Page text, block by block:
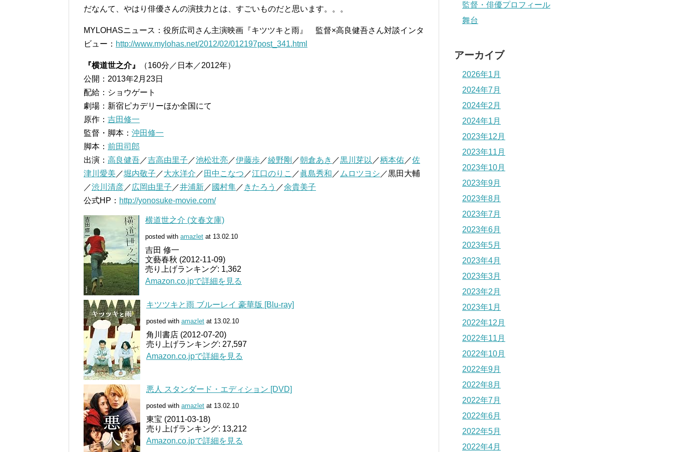
だなんて、やはり俳優さんの演技力とは、すごいものだと思います。。。
MYLOHASニュース：役所広司さん主演映画『キツツキと雨』 監督×高良健吾さん対談インタ
ビュー： http://www.mylohas.net/2012/02/012197post_341.html
『横道世之介』
（160分／日本／2012年）
公開：2013年2月23日
配給：ショウゲート
劇場：新宿ピカデリーほか全国にて
原作： 吉田修一
監督・脚本： 沖田修一
脚本： 前田司郎
出演： 高良健吾／吉高由里子 ／池松壮亮／伊藤歩／綾野剛 ／朝倉あき ／黒川芽以 ／柄本佑／佐
津川愛美 ／堀内敬子 ／大水洋介 ／ 田中こなつ ／江口のりこ ／眞島秀和 ／ ムロツヨシ ／黒田大輔
／渋川清彦／ 広岡由里子 ／井浦新／ 國村隼／ きたろう ／余貴美子
公式HP： http://yonosuke-movie.com/
横道世之介 (文春文庫)
posted with amazlet at 13.02.10
吉田 修一
文藝春秋 (2012-11-09)
売り上げランキング: 1,362
Amazon.co.jpで詳細を見る
キツツキと雨 ブルーレイ 豪華版 [Blu-ray]
posted with amazlet at 13.02.10
角川書店 (2012-07-20)
売り上げランキング: 27,597
Amazon.co.jpで詳細を見る
悪人 スタンダード・エディション [DVD]
posted with amazlet at 13.02.10
東宝 (2011-03-18)
売り上げランキング: 13,212
Amazon.co.jpで詳細を見る
監督・俳優プロフィール
舞台
アーカイブ
2026年1月
2024年7月
2024年2月
2024年1月
2023年12月
2023年11月
2023年10月
2023年9月
2023年8月
2023年7月
2023年6月
2023年5月
2023年4月
2023年3月
2023年2月
2023年1月
2022年12月
2022年11月
2022年10月
2022年9月
2022年8月
2022年7月
2022年6月
2022年5月
2022年4月